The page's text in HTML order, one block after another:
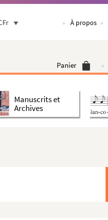
À propos
Panier
Manuscrits et
Archives